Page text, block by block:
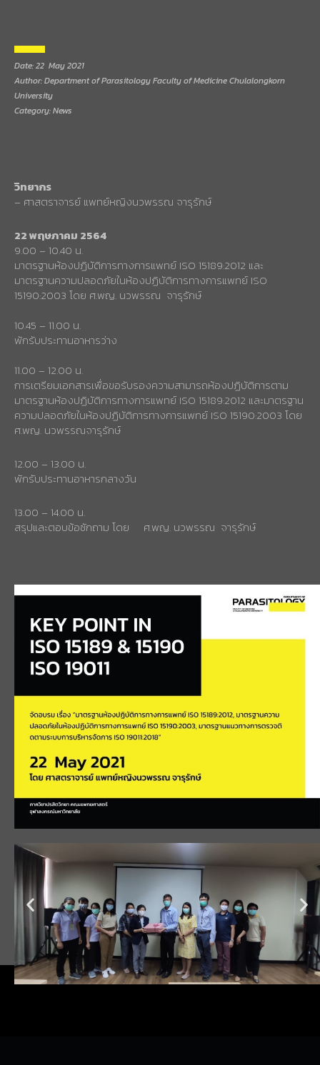
Date: 22 May 2021
Author: Department of Parasitology Faculty of Medicine Chulalongkorn
University
Category: News
วิทยากร
– ศาสตราจารย์ แพทย์หญิงนวพรรณ จารุรักษ์
22 พฤษภาคม 2564
9.00 – 10.40 น.
มาตรฐานห้องปฏิบัติการทางการแพทย์ ISO 15189:2012 และ
มาตรฐานความปลอดภัยในห้องปฏิบัติการทางการแพทย์ ISO
15190:2003 โดย ศ.พญ. นวพรรณ จารุรักษ์
10.45 – 11.00 น.
พักรับประทานอาหารว่าง
11.00 – 12.00 น.
การเตรียมเอกสารเพื่อขอรับรองความสามารถห้องปฏิบัติการตาม
มาตรฐานห้องปฏิบัติการทางการแพทย์ ISO 15189:2012 และมาตรฐาน
ความปลอดภัยในห้องปฏิบัติการทางการแพทย์ ISO 15190:2003 โดย
ศ.พญ. นวพรรณจารุรักษ์
12.00 – 13.00 น.
พักรับประทานอาหารกลางวัน
13.00 – 14.00 น.
สรุปและตอบข้อซักถาม โดย ศ.พญ. นวพรรณ จารุรักษ์